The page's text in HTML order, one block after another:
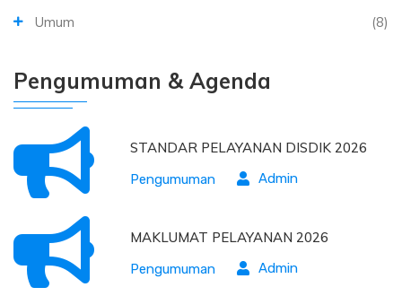
Umum
(8)
Pengumuman & Agenda
STANDAR PELAYANAN DISDIK 2026
Pengumuman Admin
MAKLUMAT PELAYANAN 2026
Pengumuman Admin